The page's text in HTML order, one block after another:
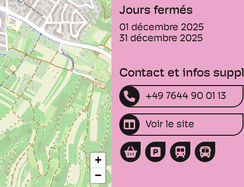
+
−
Jours fermés
01 décembre 2025
31 décembre 2025
Contact et infos
+49 7644 90 01 13
Voir le site